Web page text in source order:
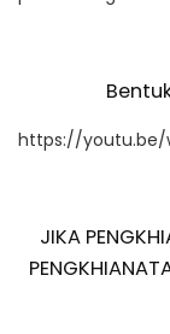
https://youtu.be/
JIKA